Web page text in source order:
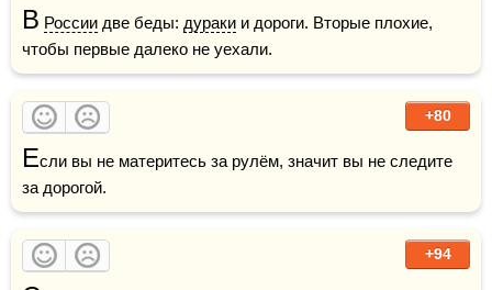
В России две беды: дураки и дороги. Вторые плохие,
чтобы первые далеко не уехали.
+80
Если вы не материтесь за рулём, значит вы не следите
за дорогой.
+94